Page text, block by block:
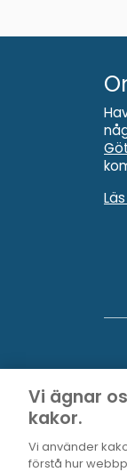
Vi ägnar
kakor.
Vi använder
förstå hur